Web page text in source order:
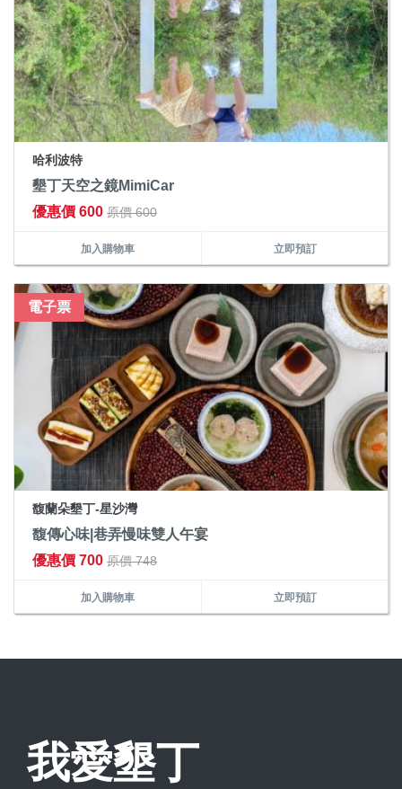
哈利波特
墾丁天空之鏡MimiCar
優惠價 600 原價 600
加入購物車 立即預訂
電子票
馥蘭朵墾丁-星沙灣
馥傳心味|巷弄慢味雙人午宴
優惠價 700 原價 748
加入購物車 立即預訂
我愛墾丁